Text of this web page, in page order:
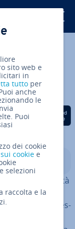
Facebook
via Twitter
via
forma di società
e veloce da
semplice è ne­ces­
sito web e
in
tutto per
anche
le
Puoi
dei cookie
cookie e
selezioni
raccolta e la